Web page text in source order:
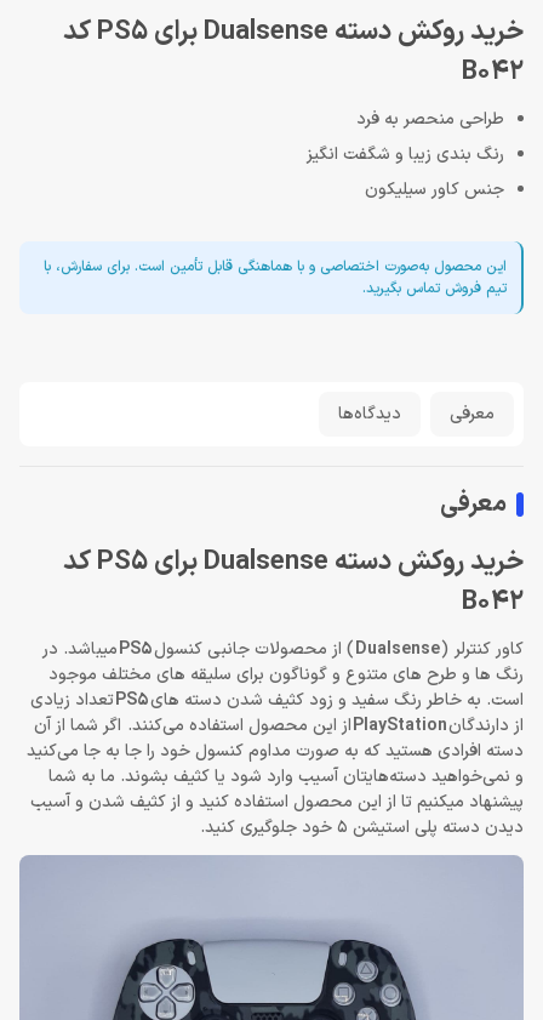
خرید روکش دسته Dualsense برای PS5 کد
B042
طراحی منحصر به فرد
رنگ بندی زیبا و شگفت انگیز
جنس کاور سیلیکون
این محصول به‌صورت اختصاصی و با هماهنگی قابل تأمین است. برای سفارش، با
تیم فروش تماس بگیرید.
معرفی دیدگاه‌ها
معرفی
خرید روکش دسته Dualsense برای PS5 کد
B042
کاور کنترلر (Dualsense) از محصولات جانبی کنسولPS5میباشد. در
رنگ ها و طرح های متنوع و گوناگون برای سلیقه های مختلف موجود
است. به خاطر رنگ سفید و زود کثیف شدن دسته هایPS5تعداد زیادی
از دارندگانPlayStationاز این محصول استفاده می‌کنند. اگر شما از آن‌
دسته افرادی هستید که به صورت مداوم کنسول خود را جا به جا می‌کنید
و نمی‌خواهید دسته‌هایتان آسیب وارد شود یا کثیف بشوند. ما به شما
پیشنهاد میکنیم تا از این محصول استفاده کنید و از کثیف شدن و آسیب
دیدن دسته پلی استیشن 5 خود جلوگیری کنید.